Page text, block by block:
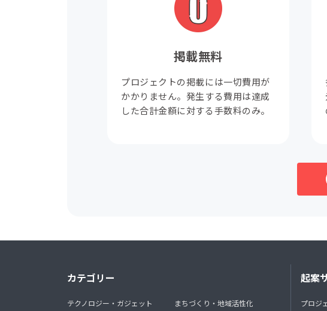
掲載無料
プロジェクトの掲載には一切費用が
かかりません。発生する費用は達成
した合計金額に対する手数料のみ。
カテゴリー
テクノロジー・ガジェット
まちづくり・地域活性化
起案
プロジ